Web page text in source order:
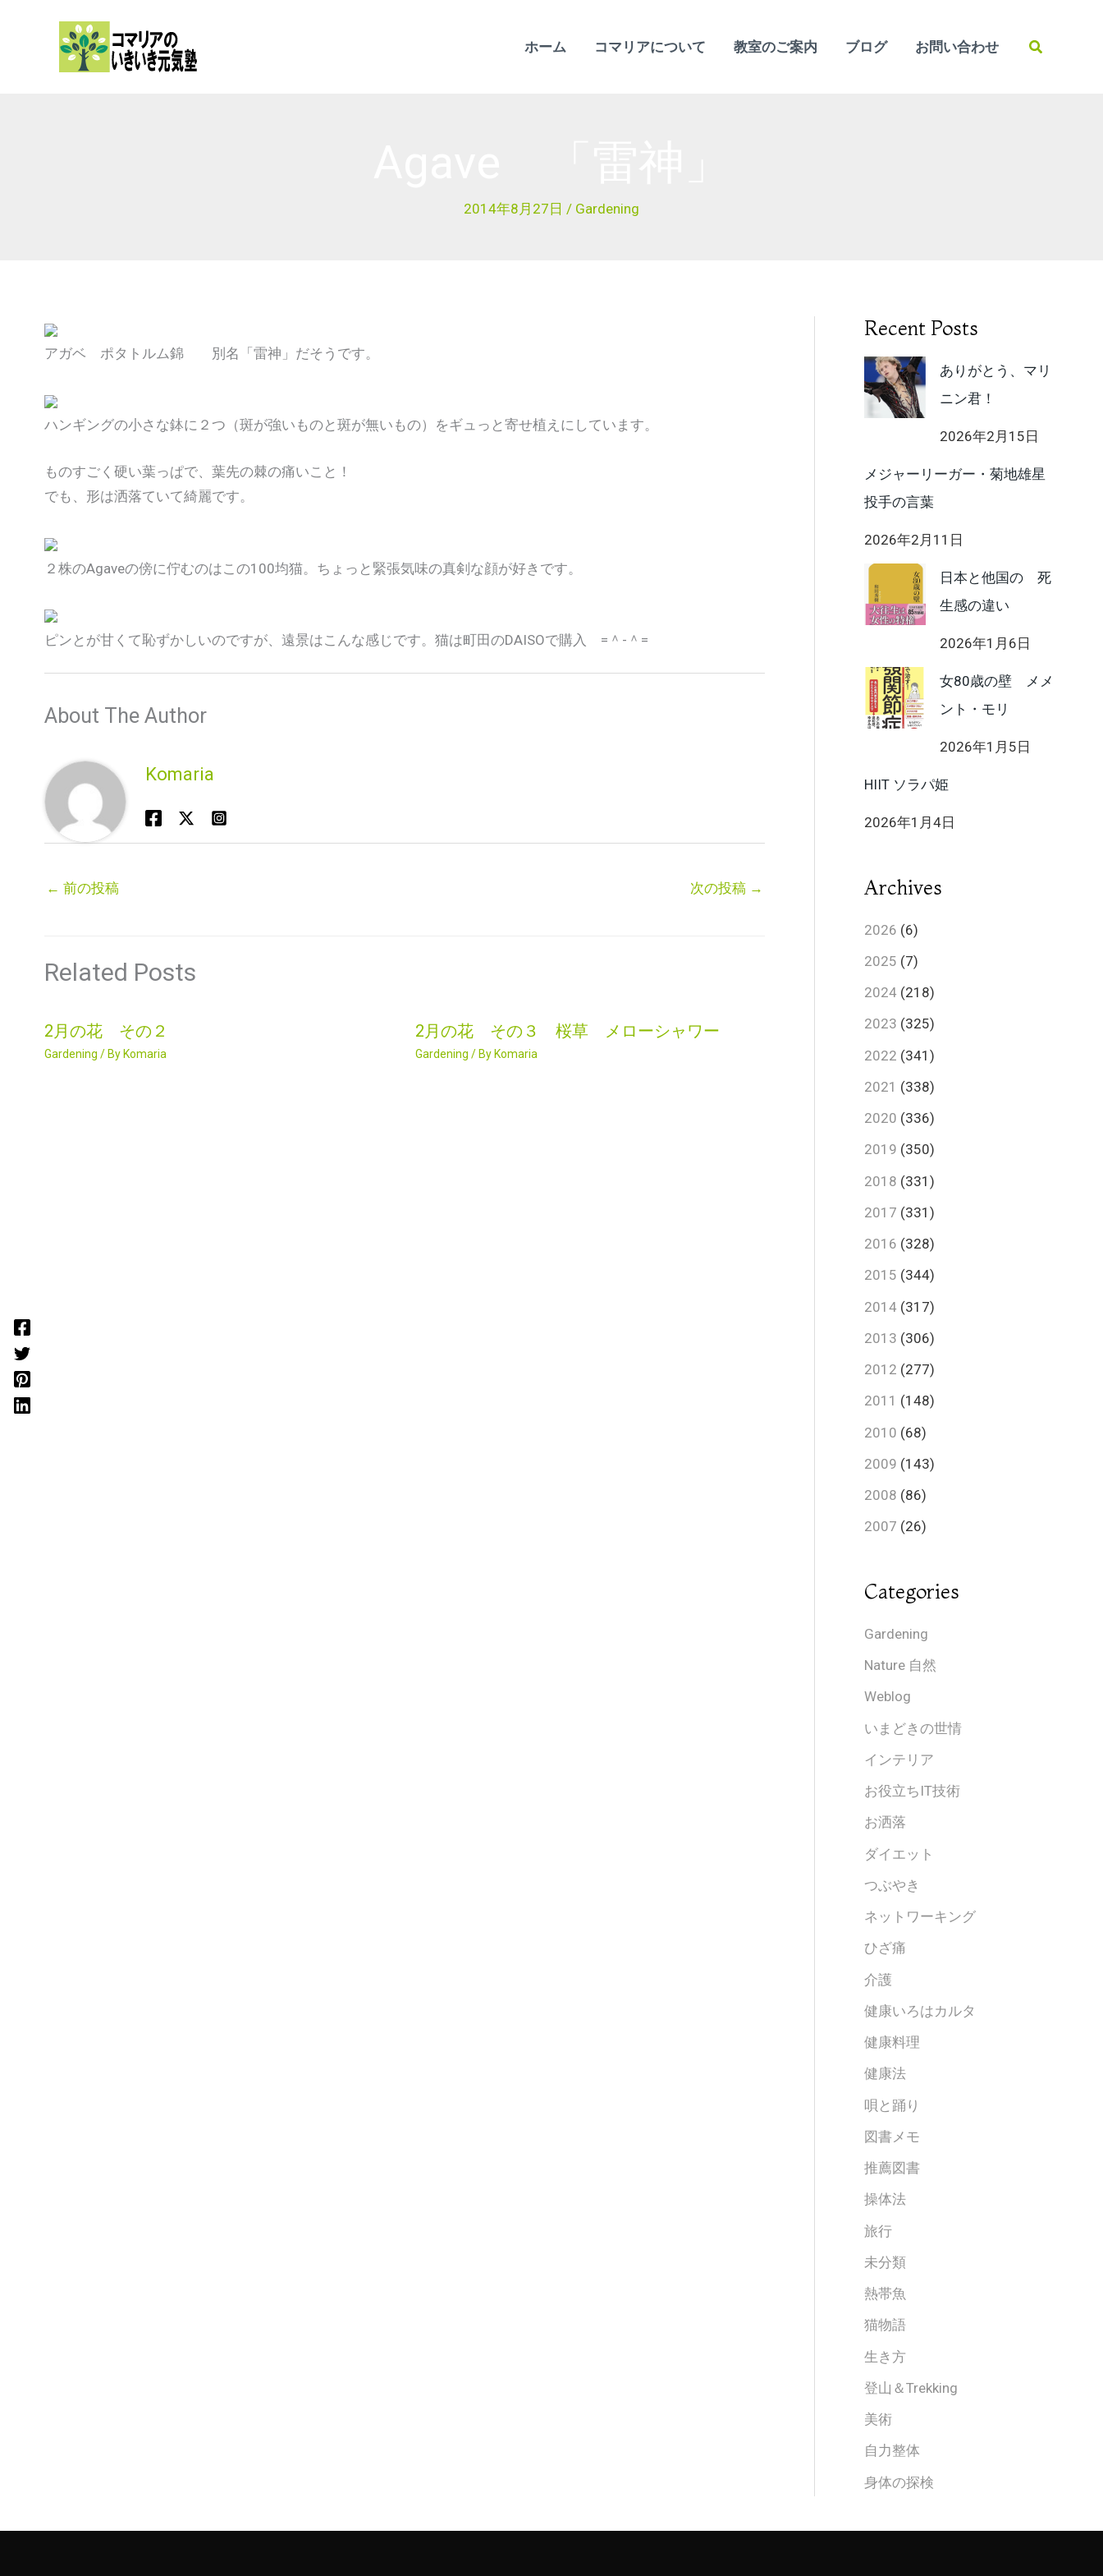
ホーム コマリアについて 教室のご案内 ブログ お問い合わせ
検
2014年8月27日 / Gardening
アガベ ポタトルム錦 別名「雷神」だそうです。
ハンギングの小さな鉢に２つ（斑が強いものと斑が無いもの）をギュっと寄せ植えにしています。
ものすごく硬い葉っぱで、葉先の棘の痛いこと！
でも、形は洒落ていて綺麗です。
２株のAgaveの傍に佇むのはこの100均猫。ちょっと緊張気味の真剣な顔が好きです。
ピンとが甘くて恥ずかしいのですが、遠景はこんな感じです。猫は町田のDAISOで購入 =＾-＾=
About The Author
Komaria
← 前の投稿 次の投稿 →
Related Posts
2月の花 その２
Gardening / By Komaria
2月の花 その３ 桜草 メローシャワー
Gardening / By Komaria
Recent Posts
ありがとう、マリ
ニン君！
2026年2月15日
メジャーリーガー・菊地雄星
投手の言葉
2026年2月11日
日本と他国の 死
生感の違い
2026年1月6日
女80歳の壁 メメ
ント・モリ
2026年1月5日
HIIT ソラパ姫
2026年1月4日
Archives
2026 (6)
2025 (7)
2024 (218)
2023 (325)
2022 (341)
2021 (338)
2020 (336)
2019 (350)
2018 (331)
2017 (331)
2016 (328)
2015 (344)
2014 (317)
2013 (306)
2012 (277)
2011 (148)
2010 (68)
2009 (143)
2008 (86)
2007 (26)
Categories
Gardening
Nature 自然
Weblog
いまどきの世情
インテリア
お役立ちIT技術
お洒落
ダイエット
つぶやき
ネットワーキング
ひざ痛
介護
健康いろはカルタ
健康料理
健康法
唄と踊り
図書メモ
推薦図書
操体法
旅行
未分類
熱帯魚
猫物語
生き方
登山＆Trekking
美術
自力整体
身体の探検